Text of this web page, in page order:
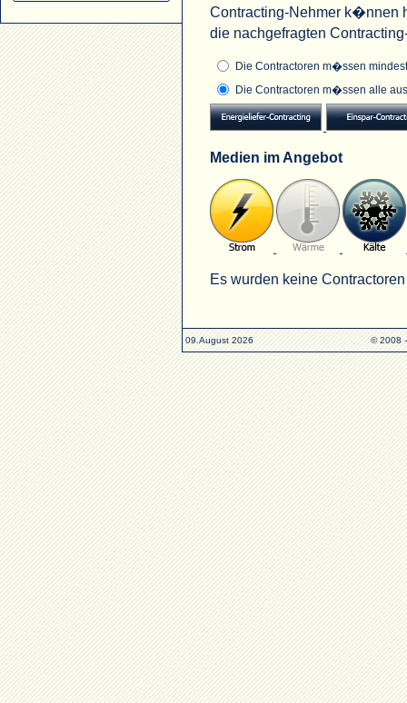
Contracting-Nehmer k�nnen
die nachgefragten
Die Contractoren m�ssen
Die Contractoren m�ssen alle
Medien im Angebot
Es wurden keine
09.August 2026 © 2008